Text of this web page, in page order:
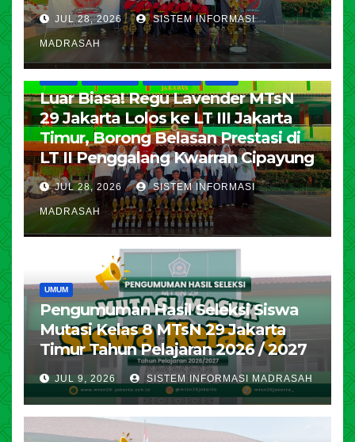
JUL 28, 2026 SISTEM INFORMASI
MADRASAH
Luar Biasa! Regu Lavender MTsN
29 Jakarta Lolos ke LT III Jakarta
Timur, Borong Belasan Prestasi di
LT II Penggalang Kwarran Cipayung
JUL 28, 2026 SISTEM INFORMASI
MADRASAH
UMUM
Pengumuman Hasil Seleksi Siswa
Mutasi Kelas 8 MTsN 29 Jakarta
Timur Tahun Pelajaran 2026 / 2027
JUL 9, 2026 SISTEM INFORMASI MADRASAH